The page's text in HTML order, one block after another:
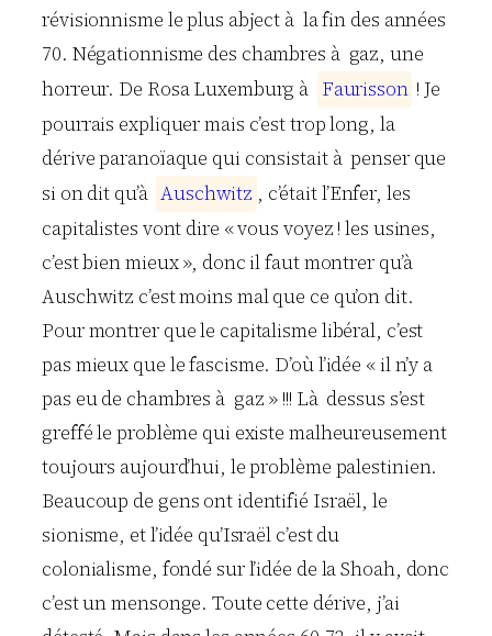
révisionnisme le plus abject à la fin des années
70. Négationnisme des chambres à gaz, une
horreur. De Rosa Luxemburg à Faurisson ! Je
pourrais expliquer mais c’est trop long, la
dérive paranoïaque qui consistait à penser que
si on dit qu’à Auschwitz , c’était l’Enfer, les
capitalistes vont dire « vous voyez ! les usines,
c’est bien mieux », donc il faut montrer qu’à
Auschwitz c’est moins mal que ce qu’on dit.
Pour montrer que le capitalisme libéral, c’est
pas mieux que le fascisme. D’où l’idée « il n’y a
pas eu de chambres à gaz » !!! Là dessus s’est
greffé le problème qui existe malheureusement
toujours aujourd’hui, le problème palestinien.
Beaucoup de gens ont identifié Israël, le
sionisme, et l’idée qu’Israël c’est du
colonialisme, fondé sur l’idée de la Shoah, donc
c’est un mensonge. Toute cette dérive, j’ai